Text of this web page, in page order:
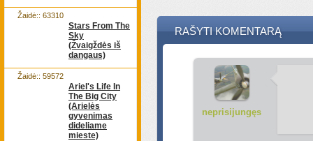
Stars From The
Sky
(Žvaigždės iš
dangaus)
Žaidė:: 63310
Ariel's Life In
The Big City
(Arielės
gyvenimas
dideliame
mieste)
Žaidė:: 59572
RAŠYTI KOMENTARĄ
neprisijungęs